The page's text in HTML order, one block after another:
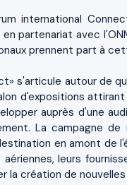
international
en partenariat avec
prennent part à
s'articule autour de
d'expositions
auprès d'une
La campagne
en amont de
leurs
la création de